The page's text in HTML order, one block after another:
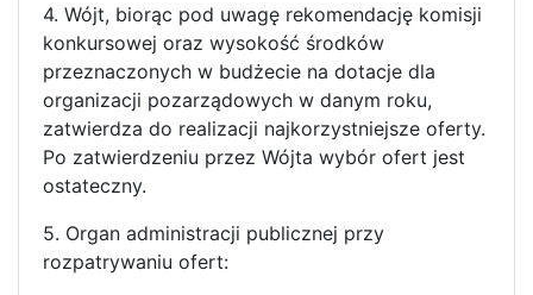
4. Wójt, biorąc pod uwagę rekomendację komisji
konkursowej oraz wysokość środków
przeznaczonych w budżecie na dotacje dla
organizacji pozarządowych w danym roku,
zatwierdza do realizacji najkorzystniejsze oferty.
Po zatwierdzeniu przez Wójta wybór ofert jest
ostateczny.
5. Organ administracji publicznej przy
rozpatrywaniu ofert: